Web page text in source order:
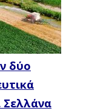
δύο
Σελλάνα